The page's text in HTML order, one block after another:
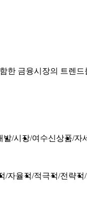
한 금융시장의 트렌
발 시장 여수신상품 자
자율적 적극적 전략적